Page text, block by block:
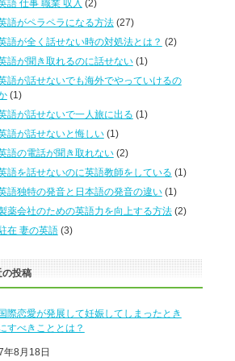
語 仕事 職業 収入 (2)
語がペラペラになる方法(27)
語が全く話せない時の対処法とは？ (2)
語が聞き取れるのに話せない(1)
語が話せないでも海外でやっていけるの
(1)
語が話せないで一人旅に出る (1)
語が話せないと悔しい(1)
語の電話が聞き取れない(2)
語を話せないのに英語教師をしている (1)
語独特の発音と日本語の発音の違い(1)
薬会社のための英語力を向上する方法(2)
在 妻の英語(3)
の投稿
際恋愛が発展して妊娠してしまったとき
すべきこととは？
年8月18日